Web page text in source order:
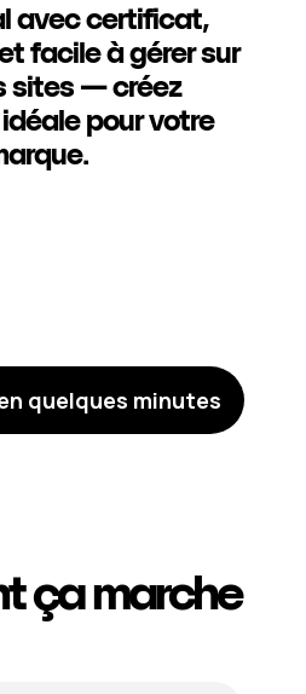
avec certificat,
facile à gérer sur
sites — créez
pour votre
quelques minutes
ça marche